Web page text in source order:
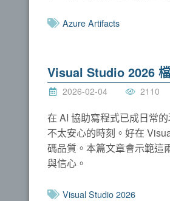
Azure Artifacts
Visual Studio 2026
2026-02-04 2110
在 AI 協助寫程式已成日常
不太安心的時刻。好在
碼品質。本篇文章會示範這
與信心。
Visual Studio 2026